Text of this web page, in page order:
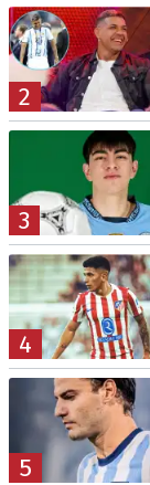
2
3
4
5